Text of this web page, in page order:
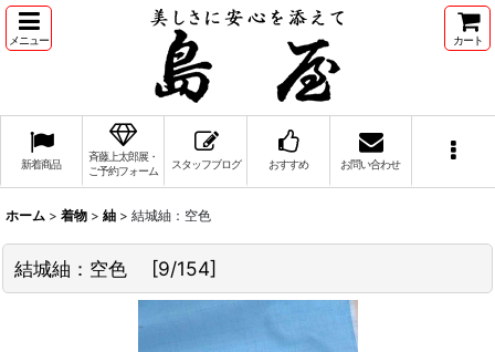
メニュー カート
新着商品
斉藤上太郎展・
ご予約フォーム
スタッフブログ おすすめ お問い合わせ
ホーム > 着物 > 紬 > 結城紬：空色
結城紬：空色 [9/154]